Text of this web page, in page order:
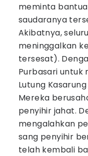
meminta
saudaranya
Akibatnya,
meninggalkan
tersesat).
Purbasari untuk
Lutung
Mereka
penyihir jahat.
mengalahkan
sang penyihir
telah kembali